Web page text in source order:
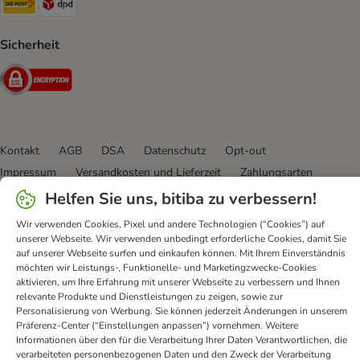
Sicherheit
Security
Kontakt AGB DSA Datenschutz
Opt-out
Impressum
Versandkosten und Lieferzeit
Zahlungsarten
Vertrag widerrufen
Entsorgungs- und Umweltbestimmungen
bitiba GmbH 2026
Helfen Sie uns, bitiba zu verbessern!
Wir verwenden Cookies, Pixel und andere Technologien (“Cookies”) auf
unserer Webseite. Wir verwenden unbedingt erforderliche Cookies, damit Sie
auf unserer Webseite surfen und einkaufen können. Mit Ihrem Einverständnis
möchten wir Leistungs-, Funktionelle- und Marketingzwecke-Cookies
aktivieren, um Ihre Erfahrung mit unserer Webseite zu verbessern und Ihnen
relevante Produkte und Dienstleistungen zu zeigen, sowie zur
Personalisierung von Werbung. Sie können jederzeit Änderungen in unserem
Präferenz-Center (“Einstellungen anpassen”) vornehmen. Weitere
Informationen über den für die Verarbeitung Ihrer Daten Verantwortlichen, die
verarbeiteten personenbezogenen Daten und den Zweck der Verarbeitung